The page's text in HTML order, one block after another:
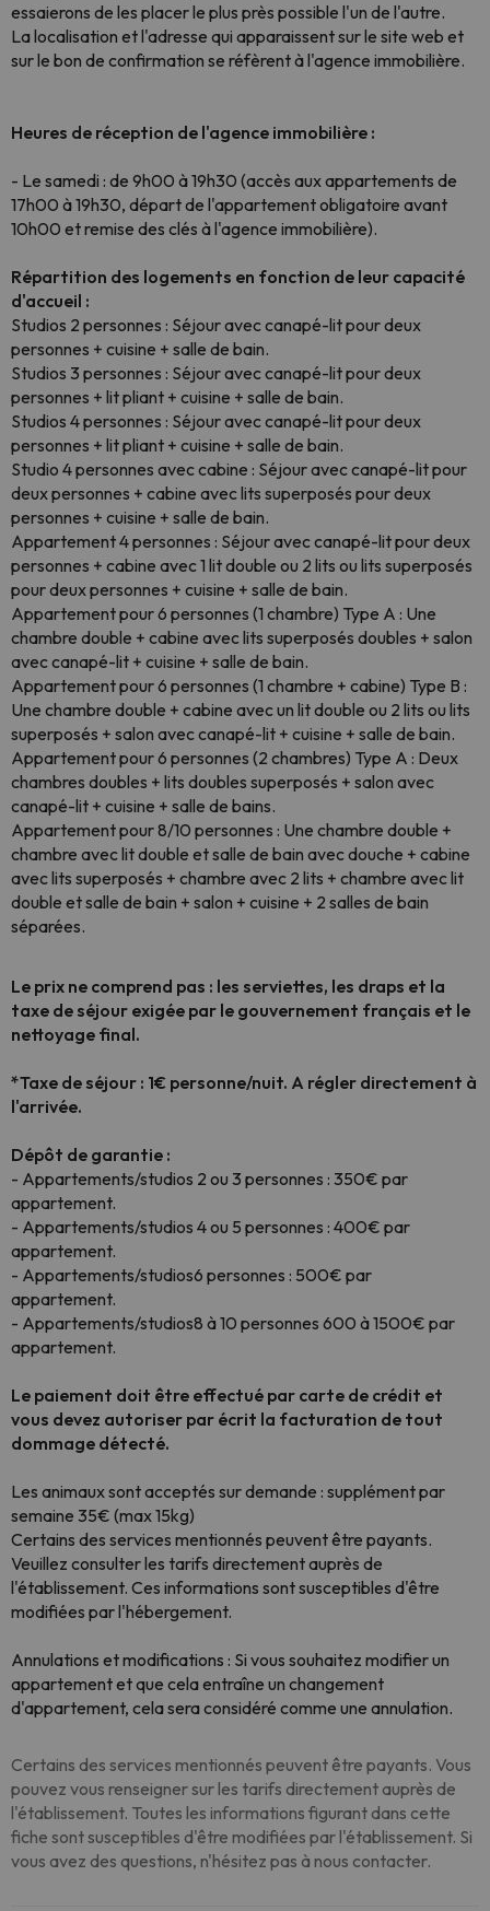
essaierons de les placer le plus près possible l'un de l'autre.
La localisation et l'adresse qui apparaissent sur le site web et
sur le bon de confirmation se réfèrent à l'agence immobilière.
Heures de réception de l'agence immobilière :
- Le samedi : de 9h00 à 19h30 (accès aux appartements de
17h00 à 19h30, départ de l'appartement obligatoire avant
10h00 et remise des clés à l'agence immobilière).
Répartition des logements en fonction de leur capacité
d'accueil :
Studios 2 personnes : Séjour avec canapé-lit pour deux
personnes + cuisine + salle de bain.
Studios 3 personnes : Séjour avec canapé-lit pour deux
personnes + lit pliant + cuisine + salle de bain.
Studios 4 personnes : Séjour avec canapé-lit pour deux
personnes + lit pliant + cuisine + salle de bain.
Studio 4 personnes avec cabine : Séjour avec canapé-lit pour
deux personnes + cabine avec lits superposés pour deux
personnes + cuisine + salle de bain.
Appartement 4 personnes : Séjour avec canapé-lit pour deux
personnes + cabine avec 1 lit double ou 2 lits ou lits superposés
pour deux personnes + cuisine + salle de bain.
Appartement pour 6 personnes (1 chambre) Type A : Une
chambre double + cabine avec lits superposés doubles + salon
avec canapé-lit + cuisine + salle de bain.
Appartement pour 6 personnes (1 chambre + cabine) Type B :
Une chambre double + cabine avec un lit double ou 2 lits ou lits
superposés + salon avec canapé-lit + cuisine + salle de bain.
Appartement pour 6 personnes (2 chambres) Type A : Deux
chambres doubles + lits doubles superposés + salon avec
canapé-lit + cuisine + salle de bains.
Appartement pour 8/10 personnes : Une chambre double +
chambre avec lit double et salle de bain avec douche + cabine
avec lits superposés + chambre avec 2 lits + chambre avec lit
double et salle de bain + salon + cuisine + 2 salles de bain
séparées.
Le prix ne comprend pas : les serviettes, les draps et la
taxe de séjour exigée par le gouvernement français et le
nettoyage final.
*Taxe de séjour : 1€ personne/nuit. A régler directement à
l'arrivée.
Dépôt de garantie :
- Appartements/studios 2 ou 3 personnes : 350€ par
appartement.
- Appartements/studios 4 ou 5 personnes : 400€ par
appartement.
- Appartements/studios6 personnes : 500€ par
appartement.
- Appartements/studios8 à 10 personnes 600 à 1500€ par
appartement.
Le paiement doit être effectué par carte de crédit et
vous devez autoriser par écrit la facturation de tout
dommage détecté.
Les animaux sont acceptés sur demande : supplément par
semaine 35€ (max 15kg)
Certains des services mentionnés peuvent être payants.
Veuillez consulter les tarifs directement auprès de
l'établissement. Ces informations sont susceptibles d'être
modifiées par l'hébergement.
Annulations et modifications : Si vous souhaitez modifier un
appartement et que cela entraîne un changement
d'appartement, cela sera considéré comme une annulation.
Certains des services mentionnés peuvent être payants. Vous
pouvez vous renseigner sur les tarifs directement auprès de
l'établissement. Toutes les informations figurant dans cette
fiche sont susceptibles d'être modifiées par l'établissement. Si
vous avez des questions, n'hésitez pas à nous contacter.